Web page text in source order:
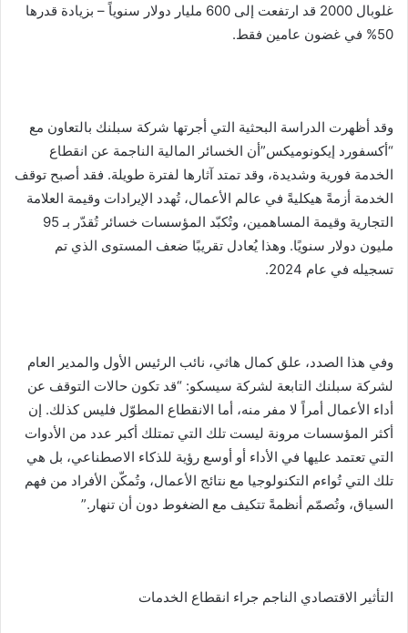
غلوبال 2000 قد ارتفعت إلى 600 مليار دولار سنوياً – بزيادة قدرها
50% في غضون عامين فقط.
وقد أظهرت الدراسة البحثية التي أجرتها شركة سبلنك بالتعاون مع
“أكسفورد إيكونوميكس”أن الخسائر المالية الناجمة عن انقطاع
الخدمة فورية وشديدة، وقد تمتد آثارها لفترة طويلة. فقد أصبح توقف
الخدمة أزمةً هيكليةً في عالم الأعمال، تُهدد الإيرادات وقيمة العلامة
التجارية وقيمة المساهمين، وتُكبّد المؤسسات خسائر تُقدّر بـ 95
مليون دولار سنويًا. وهذا يُعادل تقريبًا ضعف المستوى الذي تم
تسجيله في عام 2024.
وفي هذا الصدد، علق كمال هاثي، نائب الرئيس الأول والمدير العام
لشركة سبلنك التابعة لشركة سيسكو: “قد تكون حالات التوقف عن
أداء الأعمال أمراً لا مفر منه، أما الانقطاع المطوّل فليس كذلك. إن
أكثر المؤسسات مرونة ليست تلك التي تمتلك أكبر عدد من الأدوات
التي تعتمد عليها في الأداء أو أوسع رؤية للذكاء الاصطناعي، بل هي
تلك التي تُواءم التكنولوجيا مع نتائج الأعمال، وتُمكّن الأفراد من فهم
السياق، وتُصمّم أنظمةً تتكيف مع الضغوط دون أن تنهار.”
التأثير الاقتصادي الناجم جراء انقطاع الخدمات